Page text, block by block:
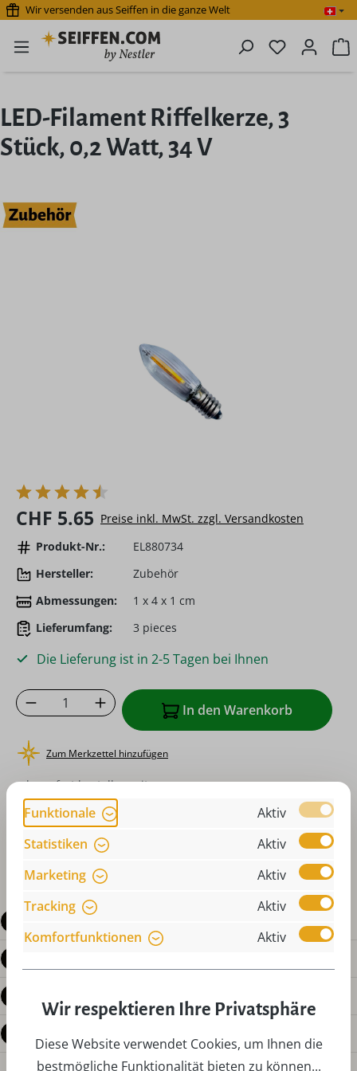
Zum Hauptinhalt springen
Wir versenden aus Seiffen in die ganze Welt
Du hast 0
LED-Filament Riffelkerze, 3
Stück, 0,2 Watt, 34 V
Regulärer Preis:
CHF 5.65 Preise inkl. MwSt. zzgl. Versandkosten
Produkt-Nr.:
EL880734
Hersteller:
Zubehör
Abmessungen:
1 x 4 x 1 cm
Lieferumfang:
3 pieces
Die Lieferung ist in 2-5 Tagen bei Ihnen
Produkt Anzahl: Gib den gewünschten
In den Warenkorb
Zum Merkzettel hinzufügen
oder sofort bestellen mit
Funktionale
Aktiv
Statistiken
Aktiv
Marketing
Aktiv
Tracking
Aktiv
Komfortfunktionen
Aktiv
Wir respektieren Ihre Privatsphäre
Diese Website verwendet Cookies, um Ihnen die
bestmögliche Funktionalität bieten zu können...